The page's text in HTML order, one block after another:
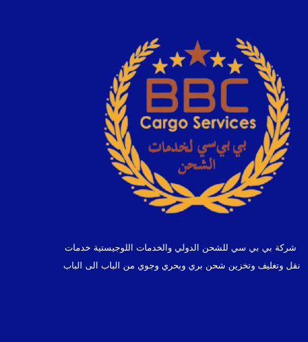
شركة بي بي سي للشحن الدولي والخدمات اللوجيستية خدمات
نقل وتغليف وتخزين شحن بري وبحري وجوي من الباب الى الباب